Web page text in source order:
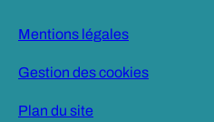
Mentions légales
Gestion des cookies
Plan du site